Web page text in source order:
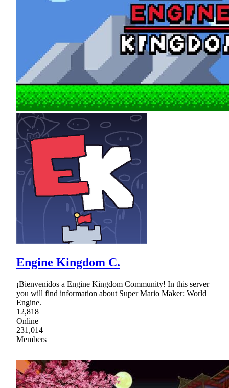
Engine Kingdom C.
¡Bienvenidos a Engine Kingdom Community! In this server
you will find information about Super Mario Maker: World
Engine.
12,818
Online
231,014
Members